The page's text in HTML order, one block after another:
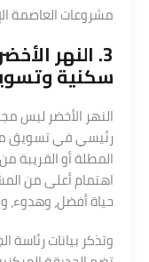
مشروعات العاصمة
3. النهر
سكنية
النهر الأخضر ليس
رئيسي في تسويق
المطلة أو القريبة
اهتمام أعلى من
حياة أفضل،
وتذكر بيانات رئاسة